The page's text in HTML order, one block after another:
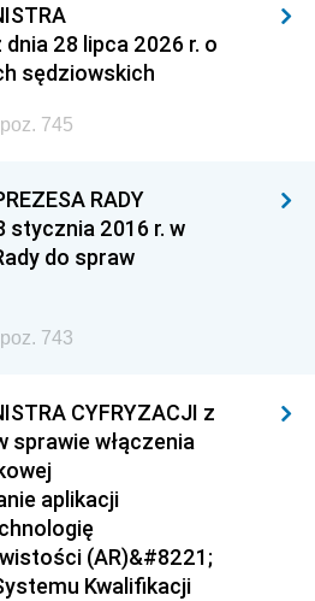
dnia 28 lipca 2026 r. o
sędziowskich
745
RADY
stycznia 2016 r. w
do spraw
743
CYFRYZACJI z
sprawie włączenia
aplikacji
(AR)&#8221;
Kwalifikacji